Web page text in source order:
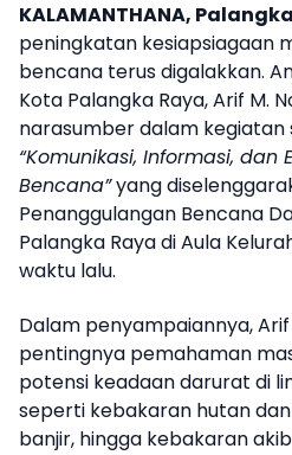
KALAMANTHANA,
peningkatan kesiapsiagaan
bencana terus digalakkan.
Kota Palangka Raya, Arif M.
narasumber dalam kegiatan
“Komunikasi, Informasi, dan
Bencana”yang
Penanggulangan Bencana
Palangka Raya di Aula
waktu lalu.
Dalam penyampaiannya,
pentingnya pemahaman
potensi keadaan darurat di
seperti kebakaran hutan
banjir, hingga kebakaran